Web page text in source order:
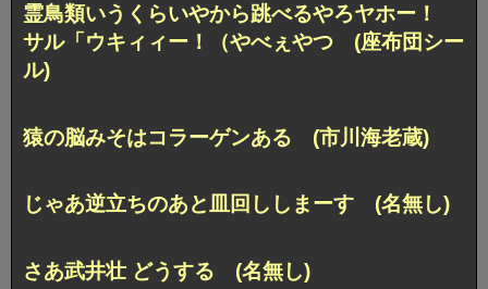
霊鳥類いうくらいやから跳べるやろヤホー！
サル「ウキィィー！（やべぇやつ (座布団シー
ル)
猿の脳みそはコラーゲンある (市川海老蔵)
じゃあ逆立ちのあと皿回ししまーす (名無し)
さあ武井壮 どうする (名無し)